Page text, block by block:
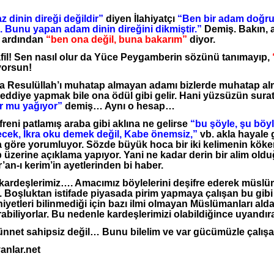
dinin direği değildir” diyen İlahiyatçı “Ben bir adam
Bunu yapan adam dinin direğini dikmiştir.” Demiş. Bakın,
“ben ona değil, buna bakarım” diyor.
Sen nasıl olur da Yüce Peygamberin sözünü tanımayıp,
muhatap almayan adamı bizlerde muhatap
yapmak bile ona ödül gibi gelir. Hani yüzsüzün
mu yağıyor” demiş… Aynı o hesap…
patlamış araba gibi aklına ne gelirse “bu şöyle, şu
İkra oku demek değil, Kabe önemsiz,” vb. akla hayale
göre yorumluyor. Sözde büyük hoca bir iki kelimenin
açıklama yapıyor. Yani ne kadar derin bir alim
ı kerim’in ayetlerinden bi haber.
Amacımız böylelerini deşifre ederek
Boşluktan istifade piyasada pirim yapmaya çalışan bu gibi
bilinmediği için bazı ilmi olmayan Müslümanları
Bu nedenle kardeşlerimizi olabildiğince
sahipsiz değil… Bunu bilelim ve var gücümüzle